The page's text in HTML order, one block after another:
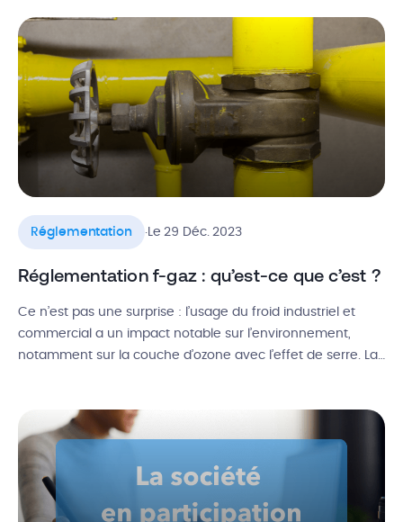
contractuelle. Quelle est la définition du BPU et à quoi sert
ce document ? Qui rédige […]
Réglementation .Le 29 Déc. 2023
Réglementation f-gaz : qu’est-ce que c’est ?
Ce n’est pas une surprise : l’usage du froid industriel et
commercial a un impact notable sur l’environnement,
notamment sur la couche d’ozone avec l’effet de serre. La
comme le règlement n°842/2006 relatif aux gaz à effet de
serre, aussi […]